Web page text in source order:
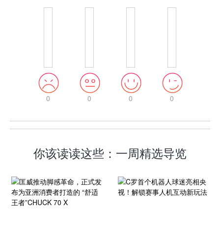
0 0 0 0
你该读读这些：一周精选导览